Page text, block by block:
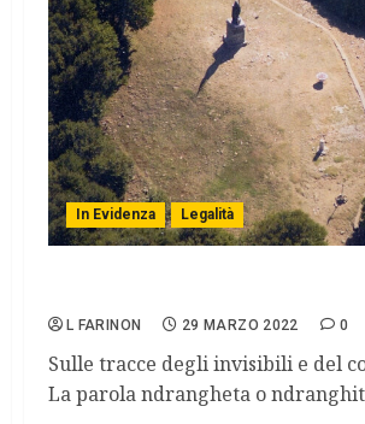
In Evidenza Legalità
L FARINON 29 MARZO 2022 0
Sulle tracce degli invisibili e del
La parola ndrangheta o